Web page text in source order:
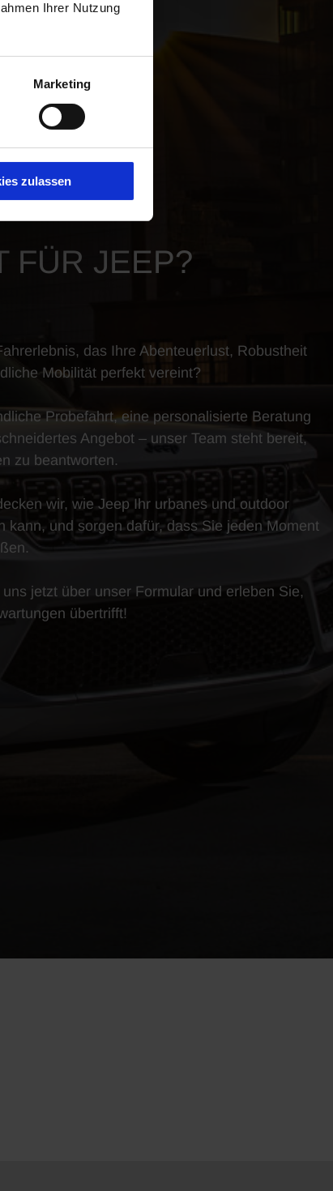
Ihrer Nutzung
Marketing
zulassen
FÜR JEEP?
das Ihre Abenteuerlust, Robustheit
Mobilität perfekt vereint?
Probefahrt, eine personalisierte Beratung
Angebot – unser Team steht bereit,
zu beantworten.
wir, wie Jeep Ihr urbanes und outdoor
kann, und sorgen dafür, dass Sie jeden Moment
jetzt über unser Formular und erleben Sie,
übertrifft!